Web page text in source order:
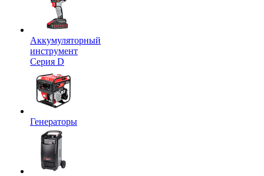
Аккумуляторный
инструмент
Серия D
Генераторы